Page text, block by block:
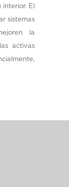
El
sistemas
la
activas